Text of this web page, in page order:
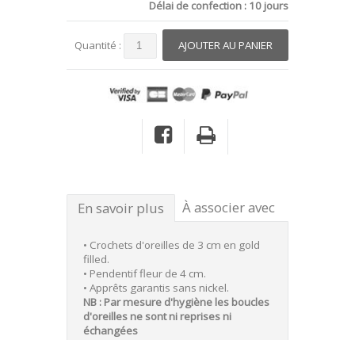
Délai de confection : 10 jours
Quantité :
En savoir plus À associer avec
• Crochets d'oreilles de 3 cm en gold
filled.
• Pendentif fleur de 4 cm.
• Apprêts garantis sans nickel.
NB : Par mesure d'hygiène les boucles
d'oreilles ne sont ni reprises ni
échangées